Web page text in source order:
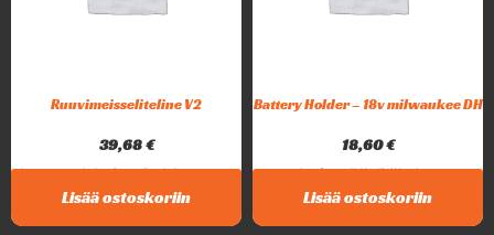
Ruuvimeisseliteline V2
39,68€
Intar ruuvimeisseliteline. Sopii melkein kaikentyyppisten...
Lisää ostoskoriin
Battery Holder – 18v milwaukee DH
18,60€
Intar Battery Holder 18v Milwaukee...
Lisää ostoskoriin